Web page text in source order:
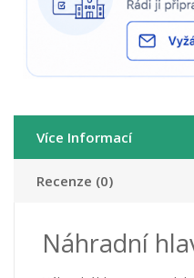
Více Informací
Recenze (0)
Náhradní